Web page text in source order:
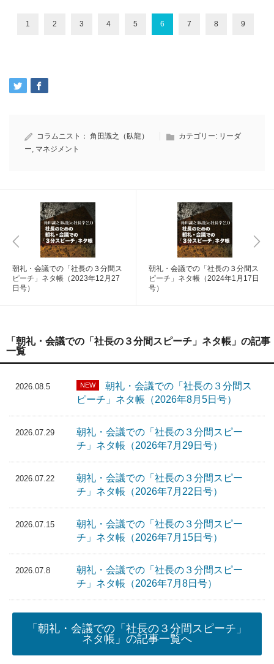
1 2 3 4 5 6 7 8 9
コラムニスト： 角田識之（臥龍） カテゴリー: リーダ
ー マネジメント
朝礼・会議での「社長の３分間ス
ピーチ」ネタ帳（2023年12月27
日号）
朝礼・会議での「社長の３分間ス
ピーチ」ネタ帳（2024年1月17日
号）
「朝礼・会議での「社長の３分間スピーチ」ネタ帳」の記事
一覧
2026.08.5 NEW
朝礼・会議での「社長の３分間ス
ピーチ」ネタ帳（2026年8月5日号）
2026.07.29
朝礼・会議での「社長の３分間スピー
チ」ネタ帳（2026年7月29日号）
2026.07.22
朝礼・会議での「社長の３分間スピー
チ」ネタ帳（2026年7月22日号）
2026.07.15
朝礼・会議での「社長の３分間スピー
チ」ネタ帳（2026年7月15日号）
2026.07.8
朝礼・会議での「社長の３分間スピー
チ」ネタ帳（2026年7月8日号）
「朝礼・会議での「社長の３分間スピーチ」
ネタ帳」の記事一覧へ